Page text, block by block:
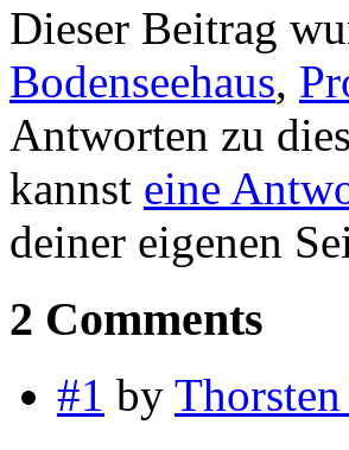
Dieser Beitrag
Bodenseehaus,
Antworten zu
kannst eine
deiner eigenen
2 Comments
#1 by